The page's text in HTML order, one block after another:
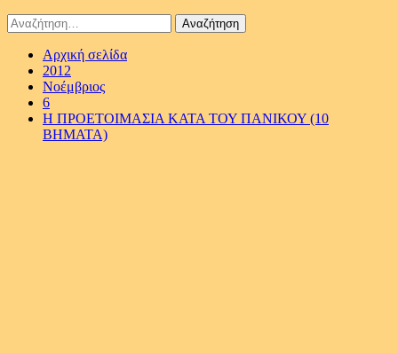
Αναζήτηση
για:
Αρχική σελίδα
2012
Νοέμβριος
6
Η ΠΡΟΕΤΟΙΜΑΣΙΑ ΚΑΤΑ ΤΟΥ ΠΑΝΙΚΟΥ (10
ΒΗΜΑΤΑ)